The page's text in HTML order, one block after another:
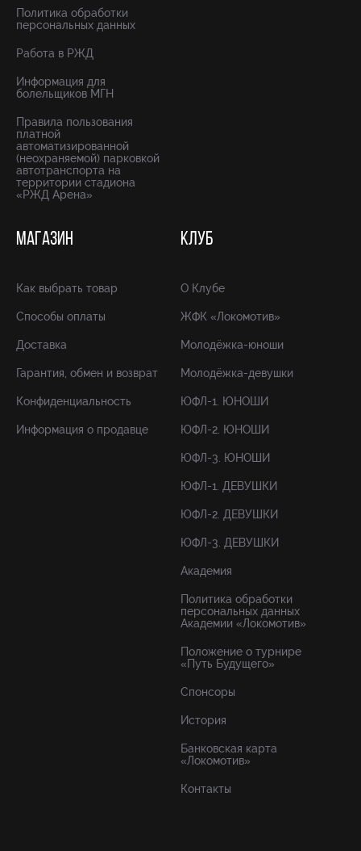
Политика обработки
персональных данных
Работа в РЖД
Информация для
болельщиков МГН
Правила пользования
платной
автоматизированной
(неохраняемой) парковкой
автотранспорта на
территории стадиона
«РЖД Арена»
МАГАЗИН
Как выбрать товар
Способы оплаты
Доставка
Гарантия, обмен и возврат
Конфиденциальность
Информация о продавце
КЛУБ
О Клубе
ЖФК «Локомотив»
Молодёжка-юноши
Молодёжка-девушки
ЮФЛ-1. ЮНОШИ
ЮФЛ-2. ЮНОШИ
ЮФЛ-3. ЮНОШИ
ЮФЛ-1. ДЕВУШКИ
ЮФЛ-2. ДЕВУШКИ
ЮФЛ-3. ДЕВУШКИ
Академия
Политика обработки
персональных данных
Академии «Локомотив»
Положение о турнире
«Путь Будущего»
Спонсоры
История
Банковская карта
«Локомотив»
Контакты